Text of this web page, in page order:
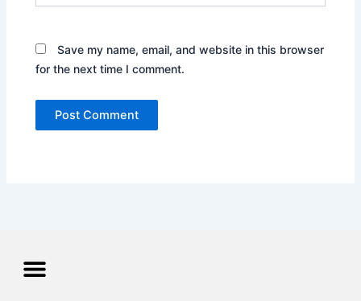
Save my name, email, and website in this browser
for the next time I comment.